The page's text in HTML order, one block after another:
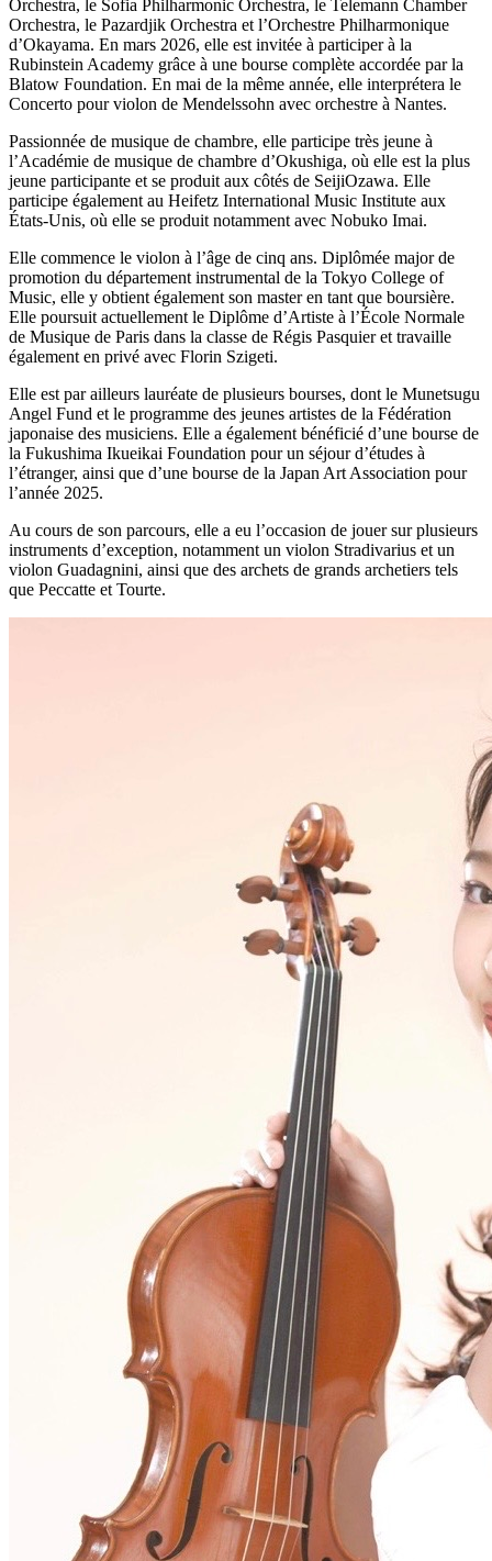
Orchestra, le Sofia Philharmonic Orchestra, le Telemann Chamber
Orchestra, le Pazardjik Orchestra et l’Orchestre Philharmonique
d’Okayama. En mars 2026, elle est invitée à participer à la
Rubinstein Academy grâce à une bourse complète accordée par la
Blatow Foundation. En mai de la même année, elle interprétera le
Concerto pour violon de Mendelssohn avec orchestre à Nantes.
Passionnée de musique de chambre, elle participe très jeune à
l’Académie de musique de chambre d’Okushiga, où elle est la plus
jeune participante et se produit aux côtés de SeijiOzawa. Elle
participe également au Heifetz International Music Institute aux
États-Unis, où elle se produit notamment avec Nobuko Imai.
Elle commence le violon à l’âge de cinq ans. Diplômée major de
promotion du département instrumental de la Tokyo College of
Music, elle y obtient également son master en tant que boursière.
Elle poursuit actuellement le Diplôme d’Artiste à l’École Normale
de Musique de Paris dans la classe de Régis Pasquier et travaille
également en privé avec Florin Szigeti.
Elle est par ailleurs lauréate de plusieurs bourses, dont le Munetsugu
Angel Fund et le programme des jeunes artistes de la Fédération
japonaise des musiciens. Elle a également bénéficié d’une bourse de
la Fukushima Ikueikai Foundation pour un séjour d’études à
l’étranger, ainsi que d’une bourse de la Japan Art Association pour
l’année 2025.
Au cours de son parcours, elle a eu l’occasion de jouer sur plusieurs
instruments d’exception, notamment un violon Stradivarius et un
violon Guadagnini, ainsi que des archets de grands archetiers tels
que Peccatte et Tourte.